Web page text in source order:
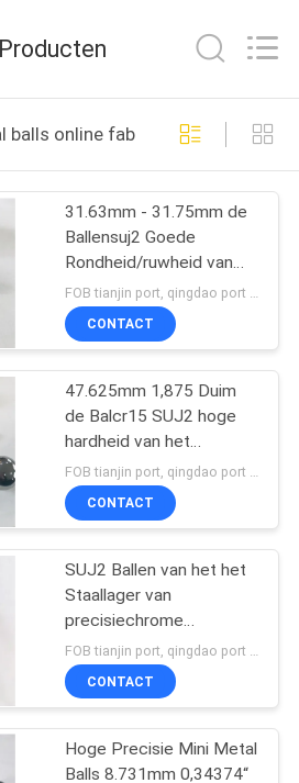
Producten
balls online fabricage
31.63mm - 31.75mm de
Ballensuj2 Goede
Rondheid/ruwheid van
het Precisiemetaal
FOB tianjin port, qingdao port MOQ:6180PCS
CONTACT
47.625mm 1,875 Duim
de Balcr15 SUJ2 hoge
hardheid van het
Staalmetaal geen breuk
CONTACT
SUJ2 Ballen van het het
Staallager van
precisiechrome
31.63mm - 31.75mm G28
CONTACT
Hoge Precisie Mini Metal
Balls 8.731mm 0,34374“